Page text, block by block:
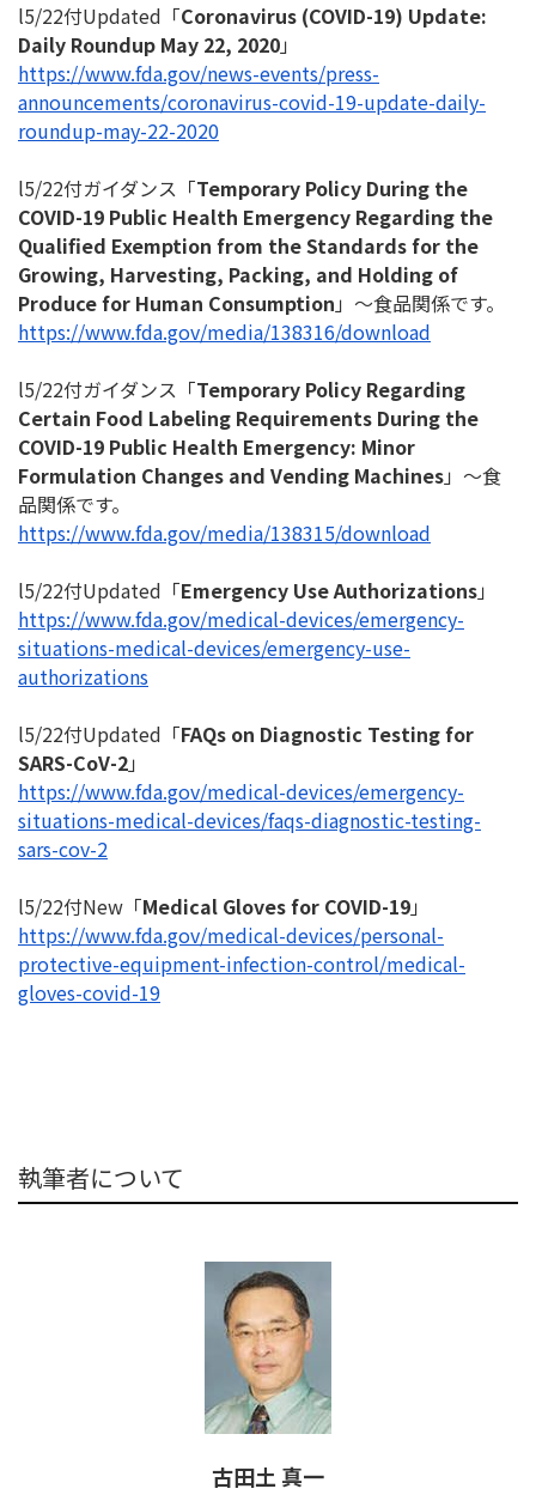
l5/22付Updated「Coronavirus (COVID-19) Update:
Daily Roundup May 22, 2020」
https://www.fda.gov/news-events/press-
announcements/coronavirus-covid-19-update-daily-
roundup-may-22-2020
l5/22付ガイダンス「Temporary Policy During the
COVID-19 Public Health Emergency Regarding the
Qualified Exemption from the Standards for the
Growing, Harvesting, Packing, and Holding of
Produce for Human Consumption 」～食品関係です。
https://www.fda.gov/media/138316/download
l5/22付ガイダンス「Temporary Policy Regarding
Certain Food Labeling Requirements During the
COVID-19 Public Health Emergency: Minor
Formulation Changes and Vending Machines」～食
品関係です。
https://www.fda.gov/media/138315/download
l5/22付Updated「Emergency Use Authorizations」
https://www.fda.gov/medical-devices/emergency-
situations-medical-devices/emergency-use-
authorizations
l5/22付Updated「FAQs on Diagnostic Testing for
SARS-CoV-2」
https://www.fda.gov/medical-devices/emergency-
situations-medical-devices/faqs-diagnostic-testing-
sars-cov-2
l5/22付New「Medical Gloves for COVID-19」
https://www.fda.gov/medical-devices/personal-
protective-equipment-infection-control/medical-
gloves-covid-19
執筆者について
古田土 真一